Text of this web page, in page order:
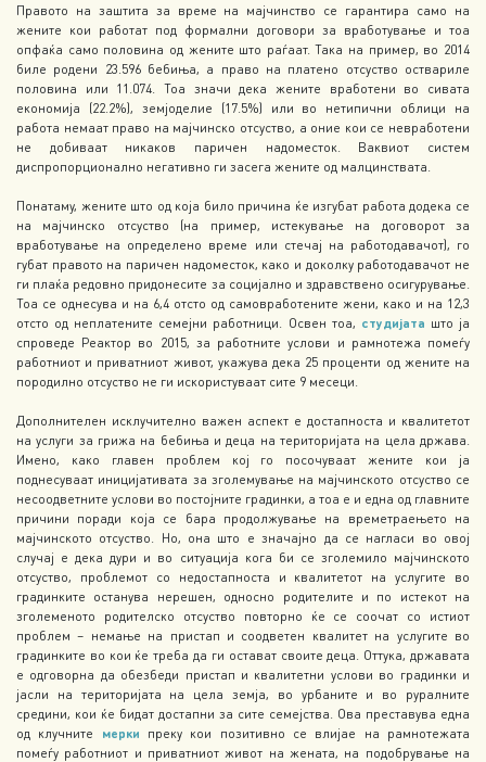
Правото на заштита за време на мајчинство се гарантира само на
жените кои работат под формални договори за вработување и тоа
опфаќа само половина од жените што раѓаат. Така на пример, во 2014
биле родени 23.596 бебиња, а право на платено отсуство оствариле
половина или 11.074. Тоа значи дека жените вработени во сивата
економија (22.2%), земјоделие (17.5%) или во нетипични облици на
работа немаат право на мајчинско отсуство, а оние кои се невработени
не добиваат никаков паричен надоместок. Ваквиот систем
диспропорционално негативно ги засега жените од малцинствата.
Понатаму, жените што од која било причина ќе изгубат работа додека се
на мајчинско отсуство (на пример, истекување на договорот за
вработување на определено време или стечај на работодавачот), го
губат правото на паричен надоместок, како и доколку работодавачот не
ги плаќа редовно придонесите за социјално и здравствено осигурување.
Тоа се однесува и на 6,4 отсто од самовработените жени, како и на 12,3
отсто од неплатените семејни работници. Освен тоа, студијата што ја
спроведе Реактор во 2015, за работните услови и рамнотежа помеѓу
работниот и приватниот живот, укажува дека 25 проценти од жените на
породилно отсуство не ги искористуваат сите 9 месеци.
Дополнителен исклучително важен аспект е достапноста и квалитетот
на услуги за грижа на бебиња и деца на територијата на цела држава.
Имено, како главен проблем кој го посочуваат жените кои ја
поднесуваат иницијативата за зголемување на мајчинското отсуство се
несоодветните услови во постојните градинки, а тоа е и една од главните
причини поради која се бара продолжување на времетраењето на
мајчинското отсуство. Но, она што е значајно да се нагласи во овој
случај е дека дури и во ситуација кога би се зголемило мајчинското
отсуство, проблемот со недостапноста и квалитетот на услугите во
градинките останува нерешен, односно родителите и по истекот на
зголеменото родителско отсуство повторно ќе се соочат со истиот
проблем – немање на пристап и соодветен квалитет на услугите во
градинките во кои ќе треба да ги остават своите деца. Оттука, државата
е одговорна да обезбеди пристап и квалитетни услови во градинки и
јасли на територијата на цела земја, во урбаните и во руралните
средини, кои ќе бидат достапни за сите семејства. Ова преставува една
од клучните мерки преку кои позитивно се влијае на рамнотежата
помеѓу работниот и приватниот живот на жената, на подобрување на